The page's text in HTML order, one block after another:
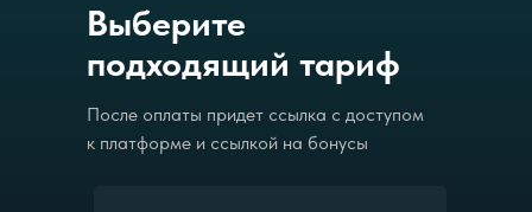
Выберите
подходящий тариф
После оплаты придет ссылка с доступом
к платформе и ссылкой на бонусы